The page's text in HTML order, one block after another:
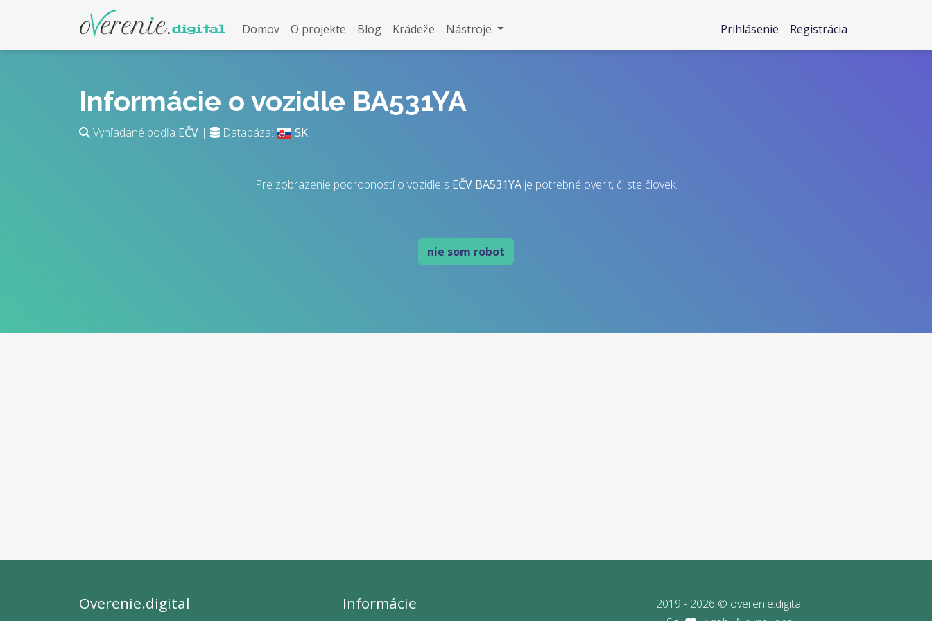
Domov O projekte Blog Krádeže Nástroje Prihlásenie Registrácia
Informácie o vozidle BA531YA
Vyhľadané podľa EČV | Databáza: SK
Pre zobrazenie podrobností o vozidle s EČV BA531YAje potrebné overiť, či ste človek.
nie som robot
Overenie.digital Informácie
2019 - 2026 © overenie.digital